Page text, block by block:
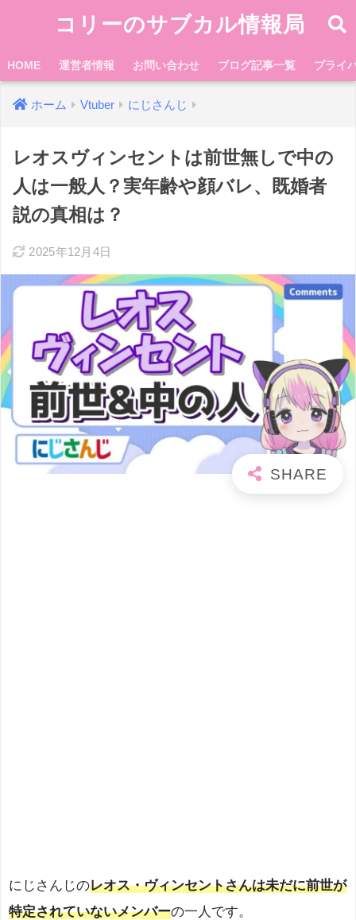
コリーのサブカル情報局
HOME 運営者情報 お問い合わせ ブログ記事一覧 プライ
ホーム Vtuber にじさんじ
レオスヴィンセントは前世無しで中の
人は一般人？実年齢や顔バレ、既婚者
説の真相は？
2025年12月4日
にじさんじのレオス・ヴィンセントさんは未だに前世が
特定されていないメンバーの一人です。